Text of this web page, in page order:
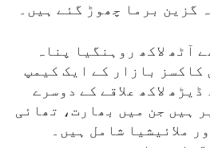
گزین برما چھوڑ گئے ہیں۔
آٹھ لاکھ روہنگیا پناہ
کاکسز بازار کے ایک کیمپ
لاکھ علاقے کے دوسرے
ہیں جن میں بھارت، تھائی
ملائیشیا شامل ہیں۔